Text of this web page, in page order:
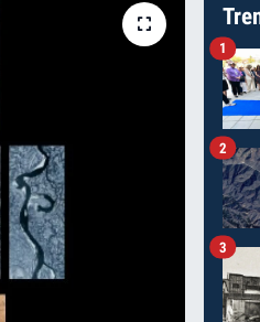
1
2
3